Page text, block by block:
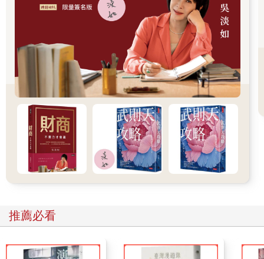
此選擇有九顆紅色糖果的A罐。
其實冷靜思考一下，就會發現當中的玄機，偏偏人們還是做出了
由此可知，人類是一種專做「不理性行為（決策）」的動物。了
解「不理性的人類為何做出不理性的行為」，這就是行為經濟
學。
►「經濟學」和「心理學」的完美結合
「經濟學」和「心理學」的完美結合，就是行為經濟學。
先說說「經濟學」是一門怎樣的學問。經濟學主要分析經濟活動
中的人類行為。財富的運用，造就了「經濟」體系，人類在經濟
體系中會做出哪些行為？背後的原因又是什麼？經濟學就是在闡
明這些問題，並且歸納出一套理論。
「不過，這不是行為經濟學的定義嗎？」
動中的人類行為」，那就是經濟學。既然如此，為什麼還要特地
弄一套行為經濟學呢？
因為傳統經濟學無法真正闡明「人類的行為」。詳情容後再述，
總之，傳統經濟學的大前提是，人類一定會做出「理性的行
推薦必看